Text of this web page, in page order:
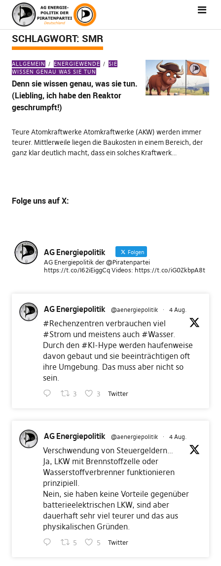
SCHLAGWORT: SMR
ALLGEMEIN ENERGIEWENDE
SIE
WISSEN GENAU WAS SIE TUN
Denn sie wissen genau, was sie tun.
(Liebling, ich habe den Reaktor
geschrumpft!)
Teure Atomkraftwerke Atomkraftwerke (AKW) werden immer
teurer. Mittlerweile liegen die Baukosten in einem Bereich, der
ganz klar deutlich macht, dass ein solches Kraftwerk…
Folge unsauf X:
AG Energiepolitik Folgen
AG Energiepolitik der @Piratenpartei
https://t.co/I62iEiggCq Videos: https://t.co/iG0ZkbpA8t
AG Energiepolitik @aenergiepolitik · 4 Aug.
#Rechenzentrenverbrauchen viel
#Strom und meistens auch #Wasser.
Durch den #KI-Hype werden haufenweise
davon gebaut und sie beeinträchtigen oft
ihre Umgebung. Das muss aber nicht so
sein.
3 3 Twitter
AG Energiepolitik @aenergiepolitik · 4 Aug.
Verschwendung von Steuergeldern…
Ja, LKW mit Brennstoffzelle oder
Wasserstoffverbrenner funktionieren
prinzipiell.
Nein, sie haben keine Vorteile gegenüber
batterieelektrischen LKW, sind aber
dauerhaft sehr viel teurer und das aus
physikalischen Gründen.
5 5 Twitter